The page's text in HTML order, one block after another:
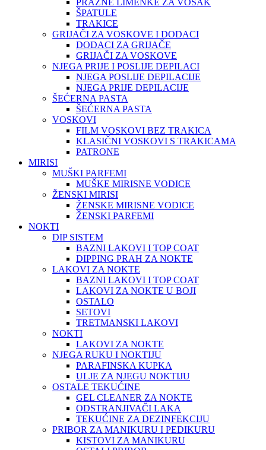
PRAZNE LIMENKE ZA VOSAK
ŠPATULE
TRAKICE
GRIJAČI ZA VOSKOVE I DODACI
DODACI ZA GRIJAČE
GRIJAČI ZA VOSKOVE
NJEGA PRIJE I POSLIJE DEPILACI
NJEGA POSLIJE DEPILACIJE
NJEGA PRIJE DEPILACIJE
ŠEĆERNA PASTA
ŠEĆERNA PASTA
VOSKOVI
FILM VOSKOVI BEZ TRAKICA
KLASIČNI VOSKOVI S TRAKICAMA
PATRONE
MIRISI
MUŠKI PARFEMI
MUŠKE MIRISNE VODICE
ŽENSKI MIRISI
ŽENSKE MIRISNE VODICE
ŽENSKI PARFEMI
NOKTI
DIP SISTEM
BAZNI LAKOVI I TOP COAT
DIPPING PRAH ZA NOKTE
LAKOVI ZA NOKTE
BAZNI LAKOVI I TOP COAT
LAKOVI ZA NOKTE U BOJI
OSTALO
SETOVI
TRETMANSKI LAKOVI
NOKTI
LAKOVI ZA NOKTE
NJEGA RUKU I NOKTIJU
PARAFINSKA KUPKA
ULJE ZA NJEGU NOKTIJU
OSTALE TEKUĆINE
GEL CLEANER ZA NOKTE
ODSTRANJIVAČI LAKA
TEKUĆINE ZA DEZINFEKCIJU
PRIBOR ZA MANIKURU I PEDIKURU
KISTOVI ZA MANIKURU